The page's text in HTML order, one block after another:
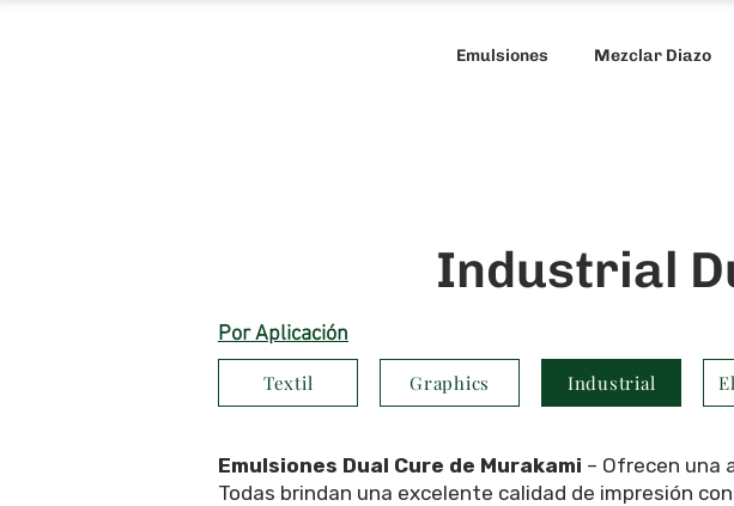
Emulsiones Mezclar Diazo
Industrial
Por Aplicación
Textil Graphics Industrial
Emulsiones Dual Cure de Murakami – Ofrecen una
Todas brindan una excelente calidad de impresión